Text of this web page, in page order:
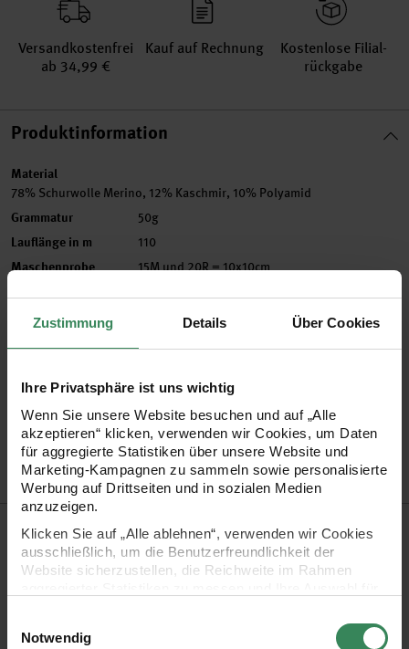
Zustimmung Details Über Cookies
Ihre Privatsphäre ist uns wichtig
Wenn Sie unsere Website besuchen und auf „Alle
akzeptieren“ klicken, verwenden wir Cookies, um Daten
für aggregierte Statistiken über unsere Website und
Marketing-Kampagnen zu sammeln sowie personalisierte
Werbung auf Drittseiten und in sozialen Medien
anzuzeigen.
Klicken Sie auf „Alle ablehnen“, verwenden wir Cookies
ausschließlich, um die Benutzerfreundlichkeit der
Website sicherzustellen, die Reichweite im Rahmen
Ihre Einwilligung ist freiwillig und kann jederzeit über den
Notwendig
Versand­kosten­frei
ab 34,99 €
Kauf auf Rechnung
Kosten­lose Filial­
rückgabe
Produktinformation
Material
78% Schurwolle Merino, 12% Kaschmir, 10% Polyamid
Grammatur 50g
Lauflänge in m 110
Maschenprobe 15M und 20R = 10x10cm
Verbrauch Gr. 38/40 = ca. 400g
Artikel-Nr.3035994
Bestell-Nr.3311301
Produktbeschreibung
„Alta Moda Cashmere 16“ von Lana Grossa ist ein
supersoftes Kettengarn, das aus extrafeiner Merinowolle mit